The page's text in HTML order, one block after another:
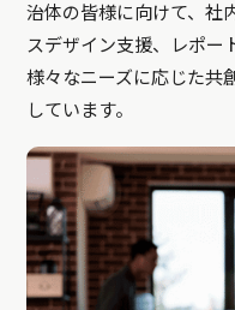
治体の皆様に向けて、社
スデザイン支援、レポー
様々なニーズに応じた共
しています。